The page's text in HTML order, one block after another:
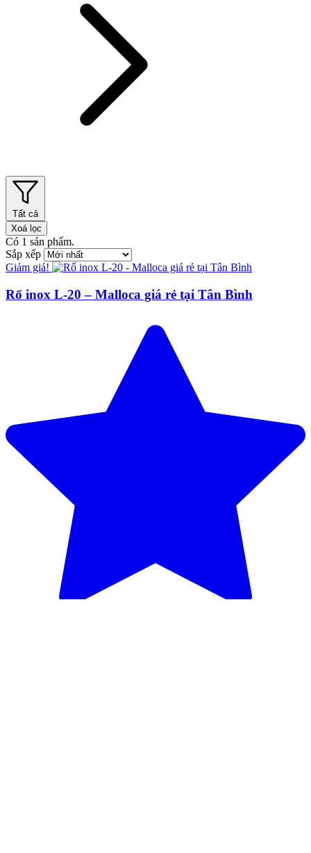
Tất cả
Xoá lọc
Có 1 sản phẩm.
Sắp xếp
Giảm giá!
Rổ inox L-20 – Malloca giá rẻ tại Tân Bình